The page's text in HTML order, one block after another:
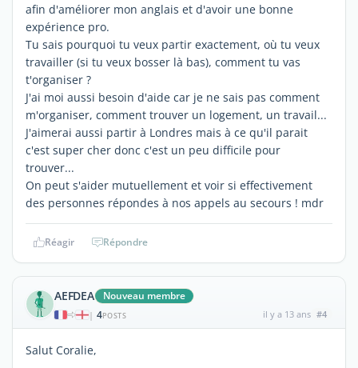
afin d'améliorer mon anglais et d'avoir une bonne
expérience pro.
Tu sais pourquoi tu veux partir exactement, où tu veux
travailler (si tu veux bosser là bas), comment tu vas
t'organiser ?
J'ai moi aussi besoin d'aide car je ne sais pas comment
m'organiser, comment trouver un logement, un travail...
J'aimerai aussi partir à Londres mais à ce qu'il parait
c'est super cher donc c'est un peu difficile pour
trouver...
On peut s'aider mutuellement et voir si effectivement
des personnes répondes à nos appels au secours ! mdr
Réagir Répondre
AEFDEA Nouveau membre
| 4POSTS il y a 13 ans #4
Salut Coralie,